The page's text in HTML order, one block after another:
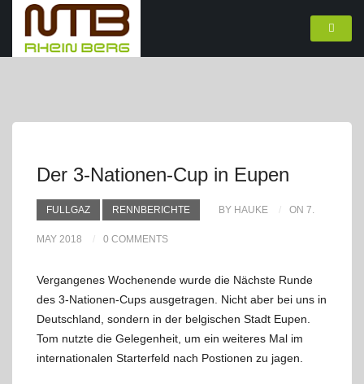
Der 3-Nationen-Cup in Eupen
FULLGAZ RENNBERICHTE BY HAUKE ON 7.
MAY 2018 0 COMMENTS
Vergangenes Wochenende wurde die Nächste Runde
des 3-Nationen-Cups ausgetragen. Nicht aber bei uns in
Deutschland, sondern in der belgischen Stadt Eupen.
Tom nutzte die Gelegenheit, um ein weiteres Mal im
internationalen Starterfeld nach Postionen zu jagen.